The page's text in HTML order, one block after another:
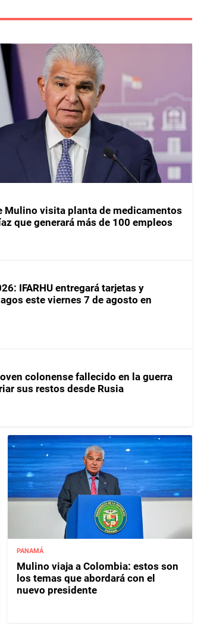
Mulino visita planta de medicamentos
que generará más de 100 empleos
IFARHU entregará tarjetas y
este viernes 7 de agosto en
colonense fallecido en la guerra
sus restos desde Rusia
PANAMÁ
Mulino viaja a Colombia: estos son
los temas que abordará con el
nuevo presidente